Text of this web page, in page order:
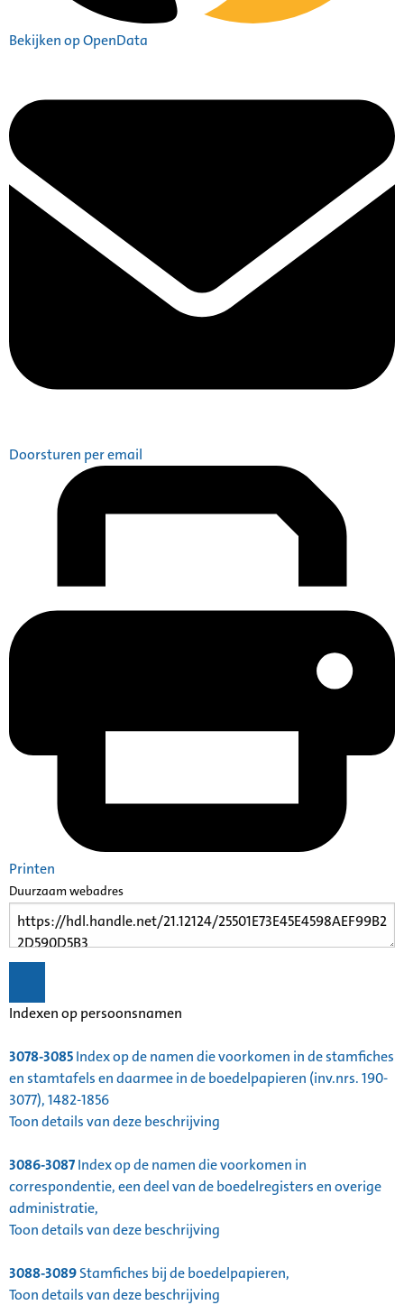
Bekijken op OpenData
Doorsturen per email
Printen
Duurzaam webadres
Indexen op persoonsnamen
3078-3085Index op de namen die voorkomen in de stamfiches
en stamtafels en daarmee in de boedelpapieren (inv.nrs. 190-
3077), 1482-1856
Toon details van deze beschrijving
3086-3087Index op de namen die voorkomen in
correspondentie, een deel van de boedelregisters en overige
administratie,
Toon details van deze beschrijving
3088-3089Stamfiches bij de boedelpapieren,
Toon details van deze beschrijving